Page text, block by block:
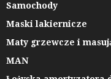
Samochody
Maski lakiernicze
Maty grzewcze i
MAN